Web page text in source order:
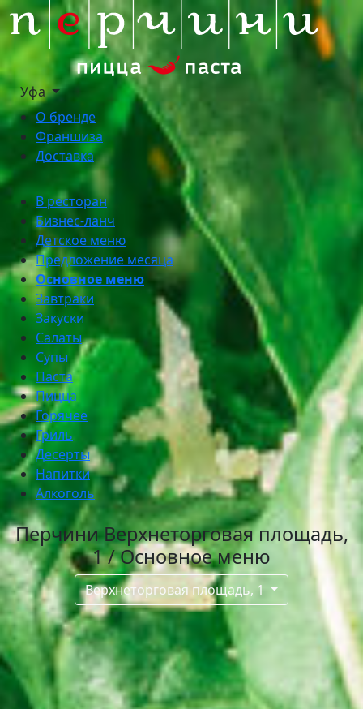
Уфа
О бренде
Франшиза
Доставка
В ресторан
Бизнес-ланч
Детское меню
Предложение месяца
Основное меню
Завтраки
Закуски
Салаты
Супы
Паста
Пицца
Горячее
Гриль
Десерты
Напитки
Алкоголь
Перчини Верхнеторговая площадь,
1 / Основное меню
Верхнеторговая площадь, 1